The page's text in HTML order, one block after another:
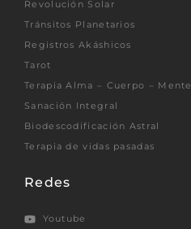
Revolución Solar
Tránsitos Planetarios
Registros Akáshicos
Tarot
Terapia Alma – Cuerpo – Mente
Sanación Integral
Biodescodificación Astral
Terapia de vidas pasadas
Redes
Youtube